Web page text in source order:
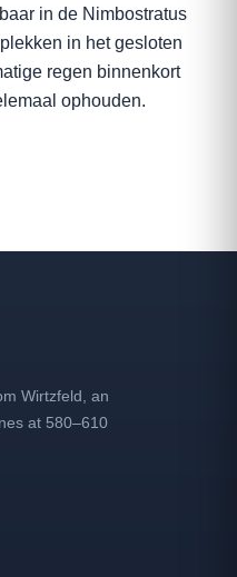
in de Nimbostratus
in het gesloten
regen binnenkort
ophouden.
Wirtzfeld, an
at 580–610